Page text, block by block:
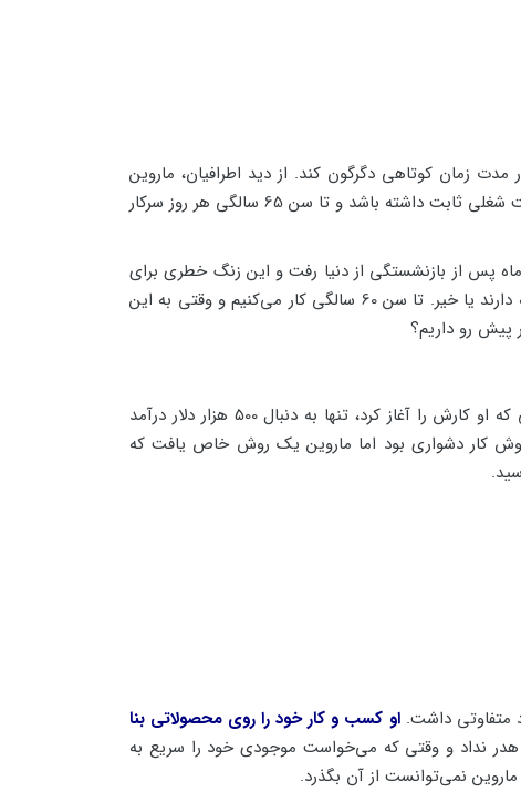
زمان کوتاهی دگرگون کند. از دید اطرافیان، ماروین
خیلی خوشبخت بود. او یک شغل خوب داشت. خانواده‌اش به هیچ چیز نیاز نداشتند. اما در باطن، چیزی کم بود. او نمی‌خواست شغلی ثابت داشته باشد و تا سن 65 سالگی هر روز سرکار
ماه پس از بازنشستگی از دنیا رفت و این زنگ خطری برای
ماروین بود. او دریافت که اغلب افراد یاد گرفته‌اند کاری را انجام دهند بدون اینکه اهمیت داشته باشد آیا این به این کار علاقه دارند یا خیر. تا سن 60 سالگی کار می‌کنیم و وقتی به این
پیش رو داریم؟
پس از فوت پدر، او تصمیم گرفت در آمازون فروشنده شود تا بتواند از زندگی لذت ببرد و با خانواده خود وقت بگذراند. زمانی که او کارش را آغاز کرد، تنها به دنبال 500 هزار دلار درآمد
کار دشواری بود اما ماروین یک روش خاص یافت که
متفاوتی داشت.او کسب و کار خود را روی محصولاتی بنا
هدر نداد و وقتی که می‌خواست موجودی خود را سریع به
نمی‌توانست از آن بگذرد.